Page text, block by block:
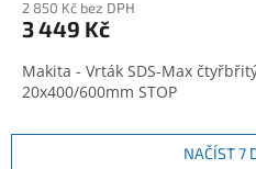
2 850 Kč bez DPH
3 449 Kč
Makita - Vrták SDS-Max
20x400/600mm STOP
NAČÍST 7